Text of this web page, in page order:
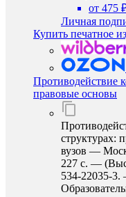
от 475
Личная
Купить печатное
Противодействие
правовые основы
структурах:
вузов —
227 с. —
534-22035-